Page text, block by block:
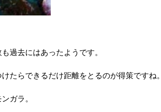
過去にはあったようです。
たらできるだけ距離をとるのが得策ですね。
ガラ。